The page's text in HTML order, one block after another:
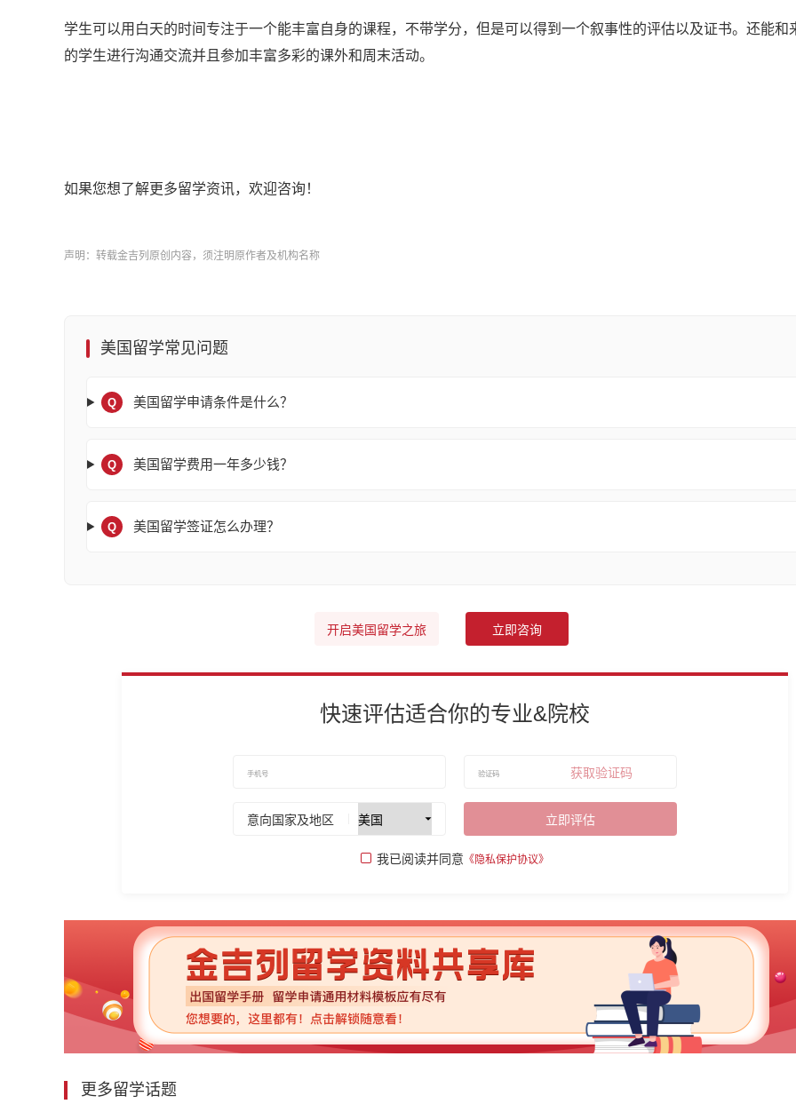
学生可以用白天的时间专注于一个能丰富自身的课程，不带学分，但是可以得到一个叙事性的评估以及证书。还能和
的学生进行沟通交流并且参加丰富多彩的课外和周末活动。
如果您想了解更多留学资讯，欢迎咨询！
声明：转载金吉列原创内容，须注明原作者及机构名称
美国留学常见问题
Q 美国留学申请条件是什么？
Q 美国留学费用一年多少钱？
Q 美国留学签证怎么办理？
开启美国留学之旅 立即咨询
快速评估适合你的专业&院校
获取验证码
意向国家及地区 立即评估
我已阅读并同意 《隐私保护协议》
更多留学话题